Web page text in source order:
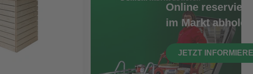
Online
im Markt abholen
JETZT